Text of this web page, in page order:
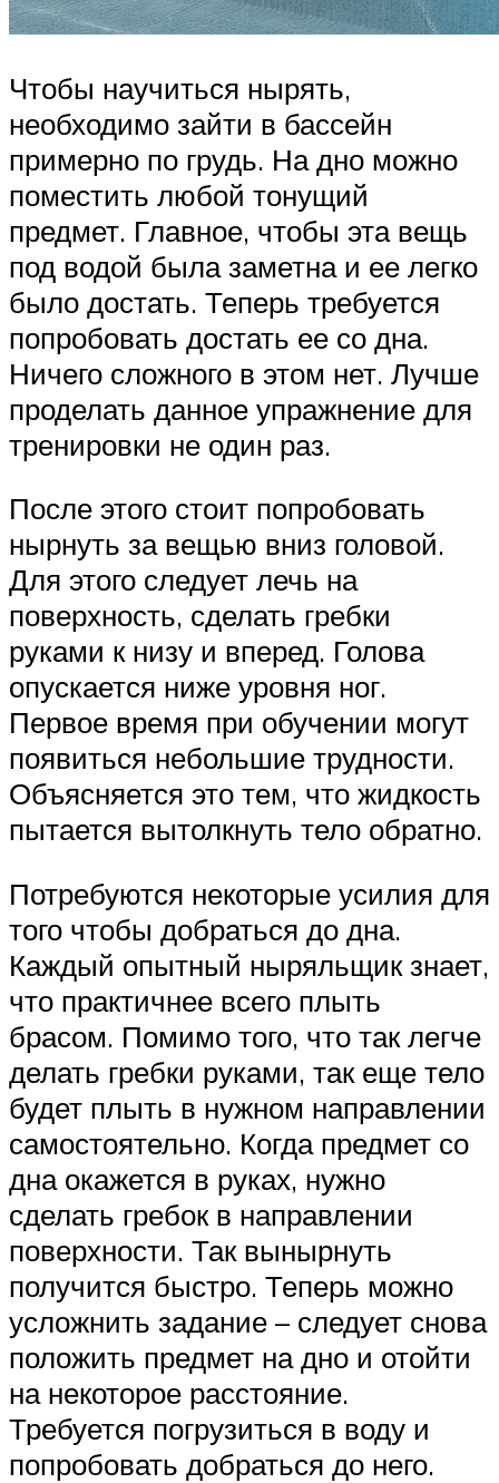
Чтобы научиться нырять,
необходимо зайти в бассейн
примерно по грудь. На дно можно
поместить любой тонущий
предмет. Главное, чтобы эта вещь
под водой была заметна и ее легко
было достать. Теперь требуется
попробовать достать ее со дна.
Ничего сложного в этом нет. Лучше
проделать данное упражнение для
тренировки не один раз.
После этого стоит попробовать
нырнуть за вещью вниз головой.
Для этого следует лечь на
поверхность, сделать гребки
руками к низу и вперед. Голова
опускается ниже уровня ног.
Первое время при обучении могут
появиться небольшие трудности.
Объясняется это тем, что жидкость
пытается вытолкнуть тело обратно.
Потребуются некоторые усилия для
того чтобы добраться до дна.
Каждый опытный ныряльщик знает,
что практичнее всего плыть
брасом. Помимо того, что так легче
делать гребки руками, так еще тело
будет плыть в нужном направлении
самостоятельно. Когда предмет со
дна окажется в руках, нужно
сделать гребок в направлении
поверхности. Так вынырнуть
получится быстро. Теперь можно
усложнить задание – следует снова
положить предмет на дно и отойти
на некоторое расстояние.
Требуется погрузиться в воду и
попробовать добраться до него.